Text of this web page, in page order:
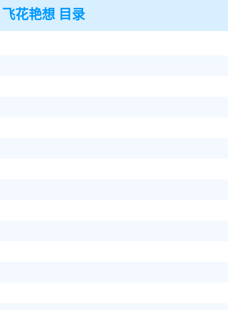
飞花艳想 目录